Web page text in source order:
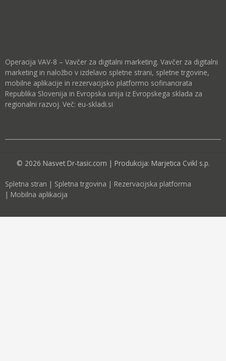
Operacija VAV-8 – Vavčer za digitalni marketing. Vavčer za digitalni
marketing in naložbo v izdelavo spletne strani, spletne trgovine,
mobilne aplikacije in rezervacijsko platformo sofinancirata
Republika Slovenija in Evropska unija iz Evropskega sklada za
regionalni razvoj. Več: eu-skladi.si
© 2026 Nasvet Dr-tasic.com | Produkcija: Marjetica Cvikl s.p.
Spletna stran | Spletna trgovina | Rezervacijska platforma
| Mobilna aplikacija